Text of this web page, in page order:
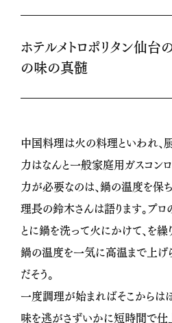
ホテルメトロポリタン仙台
の味の真髄
中国料理は火の料理といわれ、
力はなんと一般家庭用ガスコン
力が必要なのは、鍋の温度を保
理長の鈴木さんは語ります。プ
とに鍋を洗って火にかけて、を
鍋の温度を一気に高温まで上げ
だそう。
一度調理が始まればそこからは
味を逃がさずいかに短時間で仕